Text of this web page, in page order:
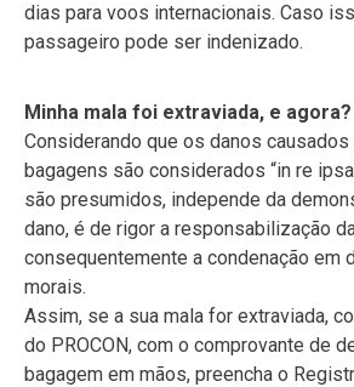
dias para voos internacionais. Caso
passageiro pode ser indenizado.
Minha mala foi extraviada, e agora?
Considerando que os danos
bagagens são considerados “in re
são presumidos, independe da
dano, é de rigor a responsabilização
consequentemente a condenação em
morais.
Assim, se a sua mala for extraviada,
do PROCON, com o comprovante de
bagagem em mãos, preencha o